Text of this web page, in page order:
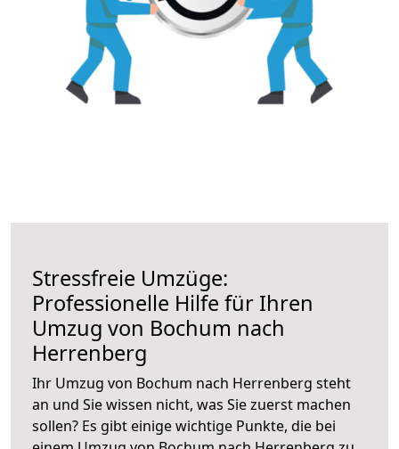
Stressfreie Umzüge:
Professionelle Hilfe für Ihren
Umzug von Bochum nach
Herrenberg
Ihr Umzug von Bochum nach Herrenberg steht
an und Sie wissen nicht, was Sie zuerst machen
sollen? Es gibt einige wichtige Punkte, die bei